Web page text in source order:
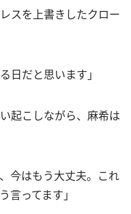
スを上書きしたクロー
日だと思います」
起こしながら、麻希は
今はもう大丈夫。これ
言ってます」